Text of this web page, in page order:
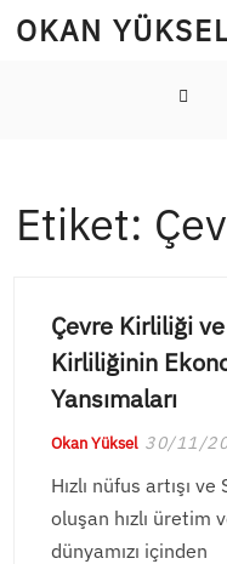
SkipOKAN
Etiket:
Çevre Kirliliği
Kirliliğinin
Yansımaları
Okan Yüksel 30/11/
Hızlı nüfus artışı
oluşan hızlı üretim
dünyamızı içinden